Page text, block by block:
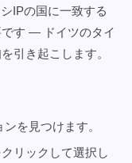
IPの国に一致する
す — ドイツのタイ
引き起こします。
ンを見つけます。
リックして選択し